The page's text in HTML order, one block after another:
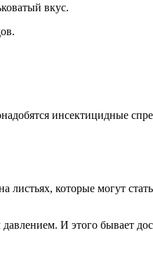
вкус.
инсектицидные
которые могут
И этого бывает